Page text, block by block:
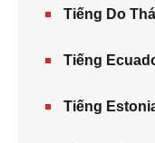
Tiếng Do
Tiếng
Tiếng